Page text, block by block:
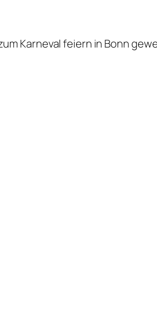
Karneval feiern in Bonn